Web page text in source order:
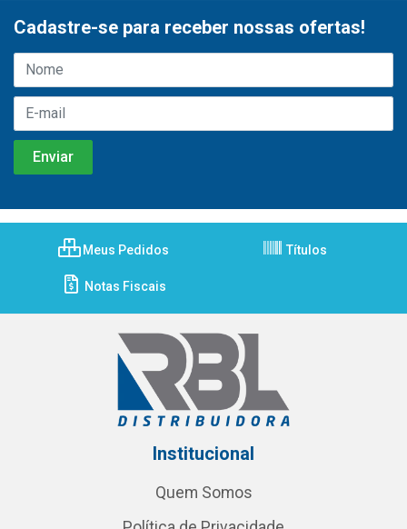
Cadastre-se para receber nossas ofertas!
Meus Pedidos Títulos
Notas Fiscais
Institucional
Quem Somos